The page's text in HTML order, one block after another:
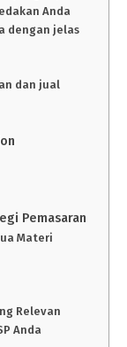
Anda
dengan jelas
dan jual
Pemasaran
Materi
Relevan
Anda